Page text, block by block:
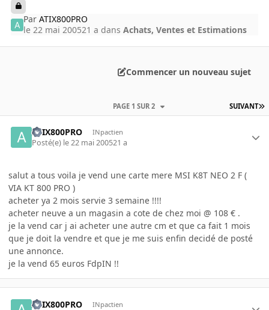
ParATIX800PRO
le 22 mai 200521 a dansAchats, Ventes et Estimations
Commencer un nouveau sujet
SUIVANT
PAGE 1 SUR 2
ATIX800PRO INpactien
Posté(e) le 22 mai 200521 a
salut a tous voila je vend une carte mere MSI K8T NEO 2 F (
VIA KT 800 PRO )
acheter ya 2 mois servie 3 semaine !!!!
acheter neuve a un magasin a cote de chez moi @ 108 € .
je la vend car j ai acheter une autre cm et que ca fait 1 mois
que je doit la vendre et que je me suis enfin decidé de posté
une annonce.
je la vend 65 euros FdpIN !!
ATIX800PRO INpactien